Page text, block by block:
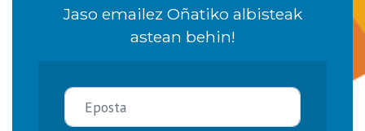
Jaso emailez Oñatiko albisteak
astean behin!